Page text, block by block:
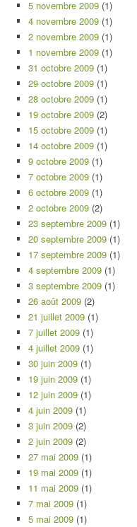
5 novembre 2009 (1)
4 novembre 2009 (1)
2 novembre 2009 (1)
1 novembre 2009 (1)
31 octobre 2009 (1)
29 octobre 2009 (1)
28 octobre 2009 (1)
19 octobre 2009 (2)
15 octobre 2009 (1)
14 octobre 2009 (1)
9 octobre 2009 (1)
7 octobre 2009 (1)
6 octobre 2009 (1)
2 octobre 2009 (2)
23 septembre 2009 (1)
20 septembre 2009 (1)
17 septembre 2009 (1)
4 septembre 2009 (1)
3 septembre 2009 (1)
26 août 2009 (2)
21 juillet 2009 (1)
7 juillet 2009 (1)
4 juillet 2009 (1)
30 juin 2009 (1)
19 juin 2009 (1)
12 juin 2009 (1)
4 juin 2009 (1)
3 juin 2009 (2)
2 juin 2009 (2)
27 mai 2009 (1)
19 mai 2009 (1)
11 mai 2009 (1)
7 mai 2009 (1)
5 mai 2009 (1)